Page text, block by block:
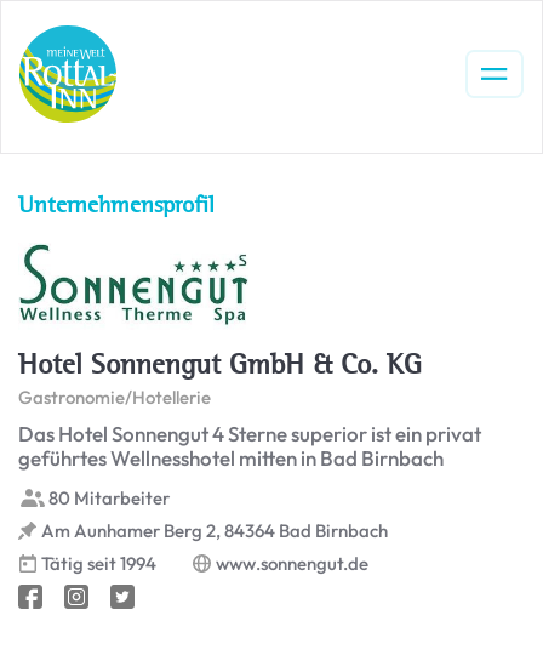
Unternehmensprofil
Hotel Sonnengut GmbH & Co. KG
Gastronomie/Hotellerie
Das Hotel Sonnengut 4 Sterne superior ist ein privat
geführtes Wellnesshotel mitten in Bad Birnbach
80 Mitarbeiter
Am Aunhamer Berg 2, 84364 Bad Birnbach
Tätig seit 1994
www.sonnengut.de